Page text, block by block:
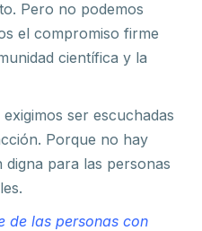
Pero no podemos
el compromiso firme
científica y la
ser escuchadas
Porque no hay
para las personas
de las personas con